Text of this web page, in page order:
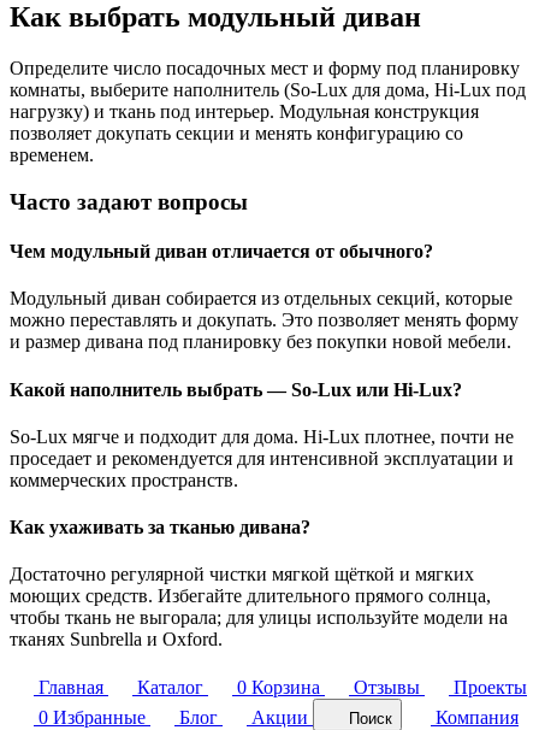
Как выбрать модульный диван
Определите число посадочных мест и форму под планировку
комнаты, выберите наполнитель (So-Lux для дома, Hi-Lux под
нагрузку) и ткань под интерьер. Модульная конструкция
позволяет докупать секции и менять конфигурацию со
временем.
Часто задают вопросы
Чем модульный диван отличается от обычного?
Модульный диван собирается из отдельных секций, которые
можно переставлять и докупать. Это позволяет менять форму
и размер дивана под планировку без покупки новой мебели.
Какой наполнитель выбрать — So-Lux или Hi-Lux?
So-Lux мягче и подходит для дома. Hi-Lux плотнее, почти не
проседает и рекомендуется для интенсивной эксплуатации и
коммерческих пространств.
Как ухаживать за тканью дивана?
Достаточно регулярной чистки мягкой щёткой и мягких
моющих средств. Избегайте длительного прямого солнца,
чтобы ткань не выгорала; для улицы используйте модели на
тканях Sunbrella и Oxford.
Главная Каталог 0 Корзина Отзывы
Проекты
0 Избранные Блог Акции Поиск
Компания